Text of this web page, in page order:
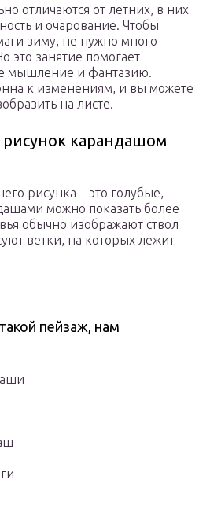
отличаются от летних, в них
и очарование. Чтобы
зиму, не нужно много
это занятие помогает
мышление и фантазию.
к изменениям, и вы можете
на листе.
карандашом
рисунка – это голубые,
можно показать более
обычно изображают ствол
ветки, на которых лежит
пейзаж, нам